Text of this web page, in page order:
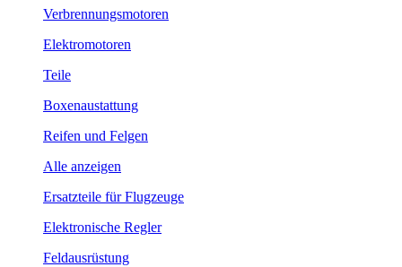
Verbrennungsmotoren
Elektromotoren
Teile
Boxenaustattung
Reifen und Felgen
Alle anzeigen
Ersatzteile für Flugzeuge
Elektronische Regler
Feldausrüstung